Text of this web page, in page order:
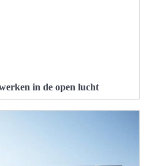
in de open lucht